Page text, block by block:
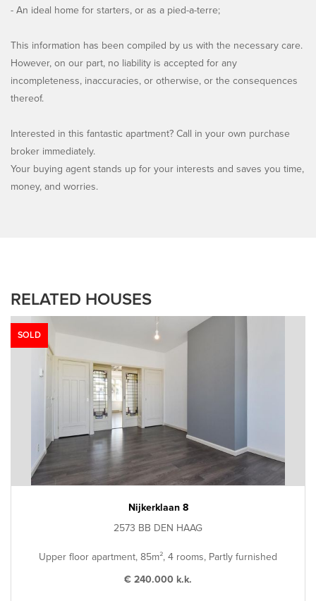
- An ideal home for starters, or as a pied-a-terre;
This information has been compiled by us with the necessary care.
However, on our part, no liability is accepted for any
incompleteness, inaccuracies, or otherwise, or the consequences
thereof.
Interested in this fantastic apartment? Call in your own purchase
broker immediately.
Your buying agent stands up for your interests and saves you time,
money, and worries.
RELATED HOUSES
SOLD
Nijkerklaan 8
2573 BB DEN HAAG
Upper floor apartment, 85m², 4 rooms, Partly furnished
€ 240.000 k.k.